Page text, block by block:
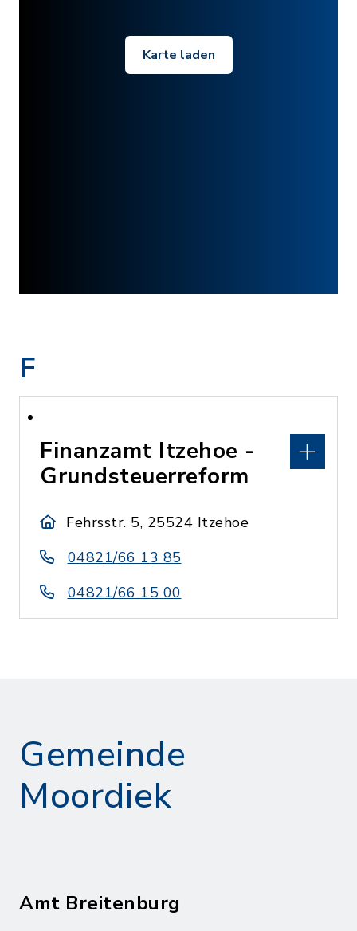
Karte laden
F
Finanzamt Itzehoe -
Grundsteuerreform
Fehrsstr. 5, 25524 Itzehoe
04821/66 13 85
04821/66 15 00
Gemeinde
Moordiek
Amt Breitenburg